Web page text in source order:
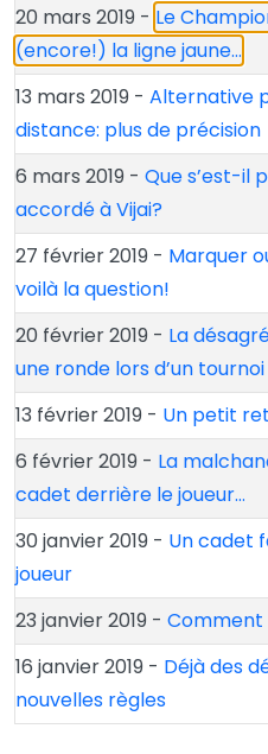
20 mars 2019 - Le
(encore!) la ligne jaune…
13 mars 2019 - Alternative
distance: plus de précision
6 mars 2019 - Que s’est-il
accordé à Vijai?
27 février 2019 - Marquer
voilà la question!
20 février 2019 - La
une ronde lors d’un tournoi
13 février 2019 - Un petit
6 février 2019 - La
cadet derrière le joueur…
30 janvier 2019 - Un cadet
joueur
23 janvier 2019 - Comment
16 janvier 2019 - Déjà des
nouvelles règles